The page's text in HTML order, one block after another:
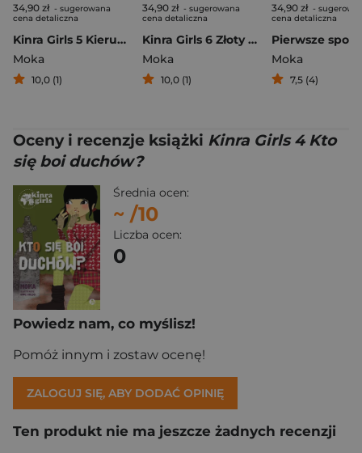
34,90 zł - sugerowana
cena detaliczna
Kinra Girls 5 Kierunek Japonia
Moka
10,0 (1)
34,90 zł - sugerowana
cena detaliczna
Kinra Girls 6 Złoty klucz
Moka
10,0 (1)
34,90 zł -
cena detaliczna
Moka
7,5 (4)
Oceny i recenzje książki Kinra Girls 4 Kto
się boi duchów?
Średnia ocen:
~ /10
Liczba ocen:
0
Powiedz nam, co myślisz!
Pomóż innym i zostaw ocenę!
ZALOGUJ SIĘ, ABY DODAĆ OPINIĘ
Ten produkt nie ma jeszcze żadnych recenzji